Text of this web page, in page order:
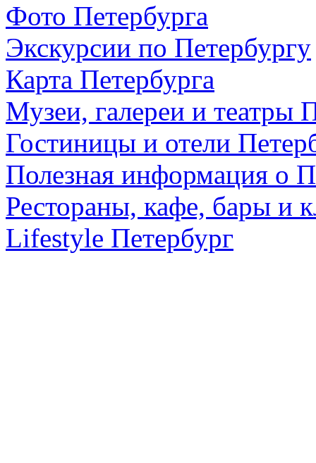
Фото Петербурга
Экскурсии по Петербургу
Карта Петербурга
Музеи, галереи и театры
Гостиницы и отели
Полезная информация о
Рестораны, кафе, бары и
Lifestyle Петербург